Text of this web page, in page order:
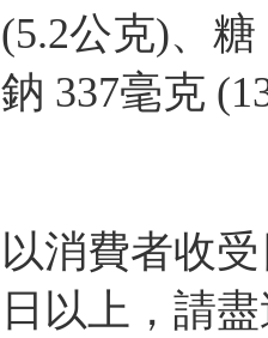
(5.2公克)、
鈉 337毫克
以消費者收
日以上，請